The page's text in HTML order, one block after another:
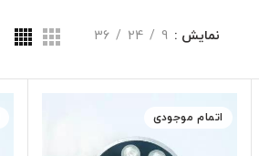
نمایش 9
24
36
اتمام موجودی